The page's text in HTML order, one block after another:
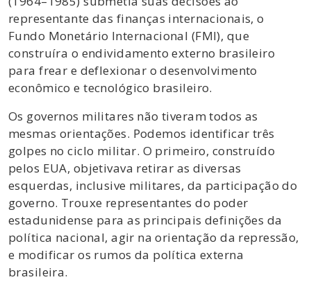
representante das finanças internacionais, o
Fundo Monetário Internacional (FMI), que
construíra o endividamento externo brasileiro
para frear e deflexionar o desenvolvimento
econômico e tecnológico brasileiro.
Os governos militares não tiveram todos as
mesmas orientações. Podemos identificar três
golpes no ciclo militar. O primeiro, construído
pelos EUA, objetivava retirar as diversas
esquerdas, inclusive militares, da participação do
governo. Trouxe representantes do poder
estadunidense para as principais definições da
política nacional, agir na orientação da repressão,
e modificar os rumos da política externa
brasileira.